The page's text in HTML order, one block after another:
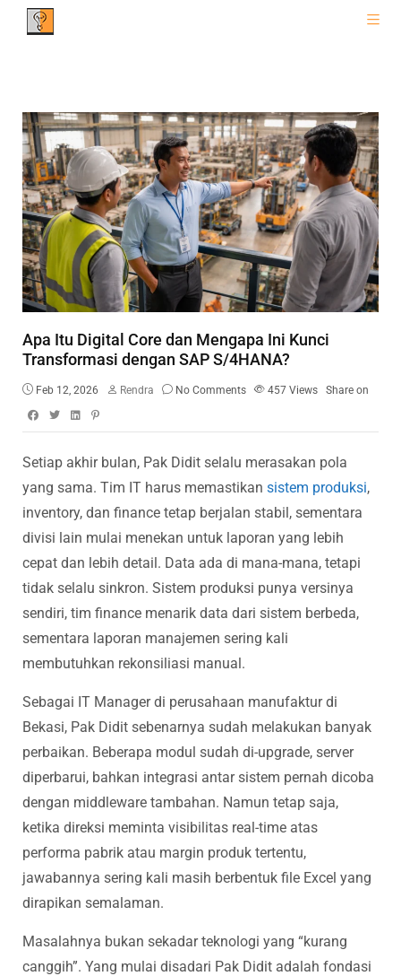
Apa Itu Digital Core dan Mengapa Ini Kunci
Transformasi dengan SAP S/4HANA?
Feb 12, 2026 Rendra No Comments 457 Views Share on
Setiap akhir bulan, Pak Didit selalu merasakan pola
yang sama. Tim IT harus memastikan sistem produksi,
inventory, dan finance tetap berjalan stabil, sementara
divisi lain mulai menekan untuk laporan yang lebih
cepat dan lebih detail. Data ada di mana-mana, tetapi
tidak selalu sinkron. Sistem produksi punya versinya
sendiri, tim finance menarik data dari sistem berbeda,
sementara laporan manajemen sering kali
membutuhkan rekonsiliasi manual.
Sebagai IT Manager di perusahaan manufaktur di
Bekasi, Pak Didit sebenarnya sudah melakukan banyak
perbaikan. Beberapa modul sudah di-upgrade, server
diperbarui, bahkan integrasi antar sistem pernah dicoba
dengan middleware tambahan. Namun tetap saja,
ketika direksi meminta visibilitas real-time atas
performa pabrik atau margin produk tertentu,
jawabannya sering kali masih berbentuk file Excel yang
dirapikan semalaman.
Masalahnya bukan sekadar teknologi yang “kurang
canggih”. Yang mulai disadari Pak Didit adalah fondasi